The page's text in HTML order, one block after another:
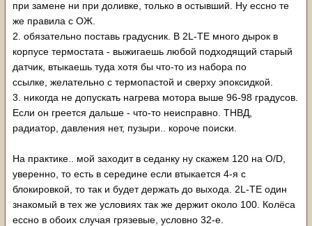
при замене ни при доливке, только в остывший. Ну ессно те
же правила с ОЖ.
2. обязательно поставь градусник. В 2L-TE много дырок в
корпусе термостата - выжигаешь любой подходящий старый
датчик, втыкаешь туда хотя бы что-то из набора по
ссылке, желательно с термопастой и сверху эпоксидкой.
3. никогда не допускать нагрева мотора выше 96-98 градусов.
Если он греется дальше - что-то неисправно. ТНВД,
радиатор, давления нет, пузыри.. короче поиски.
На практике.. мой заходит в седанку ну скажем 120 на O/D,
уверенно, то есть в середине если втыкается 4-я с
блокировкой, то так и будет держать до выхода. 2L-TE один
знакомый в тех же условиях так же держит около 100. Колёса
ессно в обоих случая грязевые, условно 32-е.